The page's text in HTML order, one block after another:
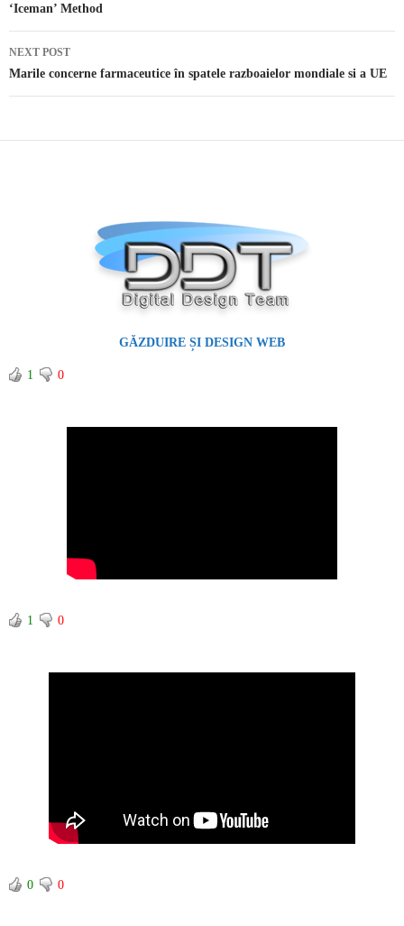
Post navigation
‘Iceman’ Method
NEXT POST
Marile concerne farmaceutice în spatele razboaielor mondiale si a UE
GĂZDUIRE ȘI DESIGN WEB
1 0
1 0
0 0